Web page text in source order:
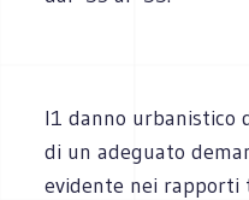
I1 danno urbanistico
di un adeguato
evidente nei rapporti